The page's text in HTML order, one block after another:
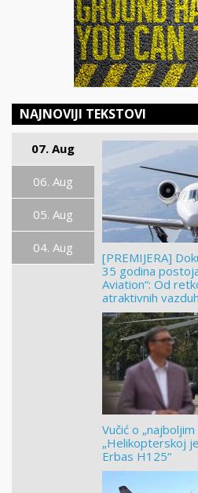
NAJNOVIJI TEKSTOVI
07. Aug
06. Aug
05. Aug
04. Aug
[PREMIJERA]
35 godina
Aviation“: Od
atraktivnih
Vučić o
„Helikopterskoj
Erbas H125“